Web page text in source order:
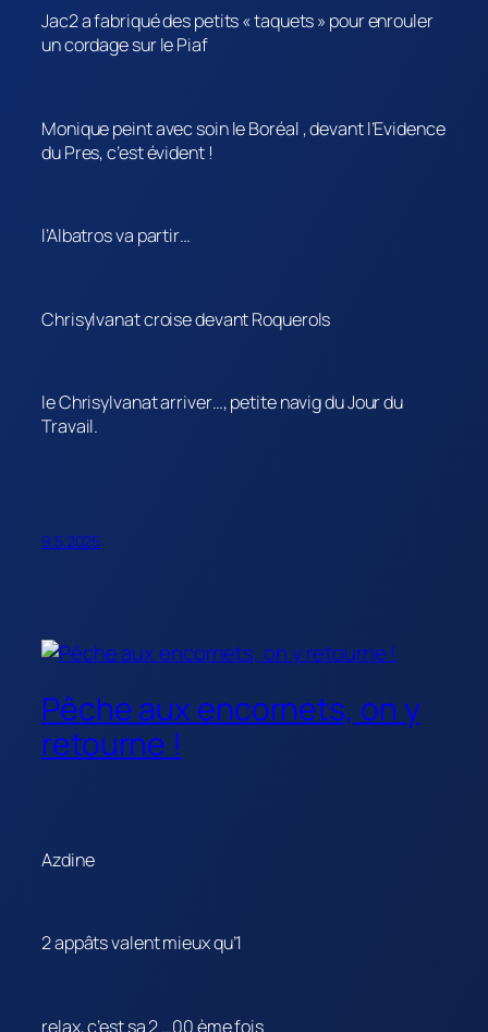
Jac2 a fabriqué des petits « taquets » pour enrouler
un cordage sur le Piaf
Monique peint avec soin le Boréal , devant l’Evidence
du Pres, c’est évident !
l’Albatros va partir…
Chrisylvanat croise devant Roquerols
le Chrisylvanat arriver…, petite navig du Jour du
Travail.
9.5.2025
Pêche aux encornets, on y
retourne !
Azdine
2 appâts valent mieux qu’1
relax, c’est sa 2 …00 ème fois